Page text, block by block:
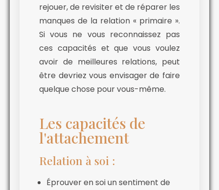
rejouer, de revisiter et de réparer les
manques de la relation « primaire ».
Si vous ne vous reconnaissez pas
ces capacités et que vous voulez
avoir de meilleures relations, peut
être devriez vous envisager de faire
quelque chose pour vous-même.
Les capacités de
l'attachement
Relation à soi :
Éprouver en soi un sentiment de